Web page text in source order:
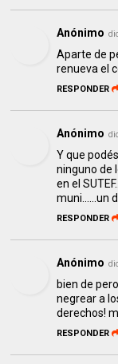
Anónimo
Aparte de
renueva el
RESPONDER
Anónimo
Y que
ninguno de
en el
muni......un
RESPONDER
Anónimo
bien de
negrear a
derechos!
RESPONDER